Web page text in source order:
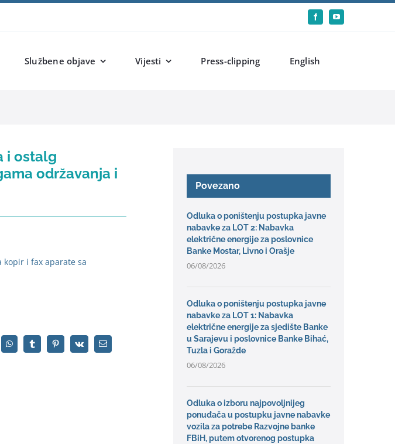
Službene objave Vijesti Press-clipping English
i ostalg
održavanja i
i fax aparate sa
Povezano
Odluka o poništenju postupka javne
nabavke za LOT 2: Nabavka
električne energije za poslovnice
Banke Mostar, Livno i Orašje
06/08/2026
Odluka o poništenju postupka javne
nabavke za LOT 1: Nabavka
električne energije za sjedište Banke
u Sarajevu i poslovnice Banke Bihać,
Tuzla i Goražde
06/08/2026
Odluka o izboru najpovoljnijeg
ponuđača u postupku javne nabavke
vozila za potrebe Razvojne banke
FBiH, putem otvorenog postupka